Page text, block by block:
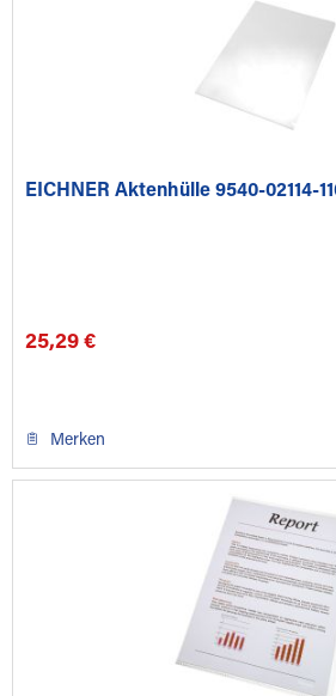
EICHNER Aktenhülle 9540-02114-
25,29 €
Merken